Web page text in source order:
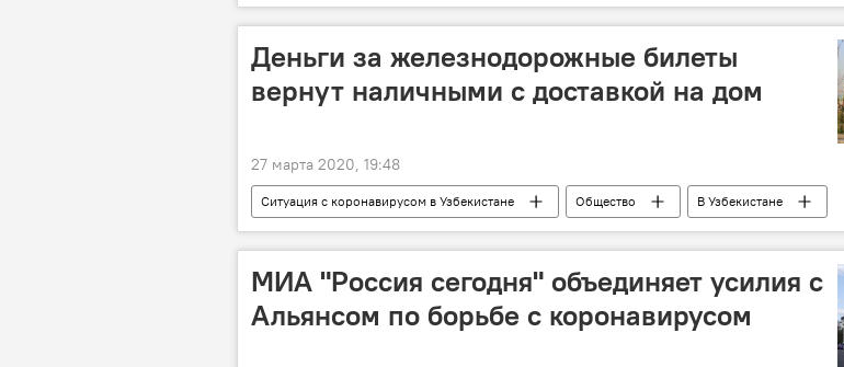
Коронавирус COVID-19
Карантин
Узбекистан
Деньги за железнодорожные билеты
вернут наличными с доставкой на дом
27 марта 2020, 19:48
Ситуация с коронавирусом в Узбекистане Общество
В Узбекистане
Коронавирус COVID-19
Узбекистон темир йуллари Карантин
билет
МИА "Россия сегодня" объединяет усилия с
Альянсом по борьбе с коронавирусом